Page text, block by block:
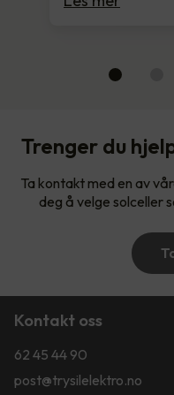
Trenger du
Ta kontakt med en av
deg å velge solceller
Kontakt oss
62 45 44 90
post@trysilelektro.no